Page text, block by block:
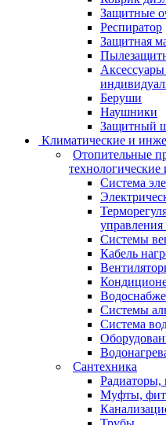
Защитные
Респиратор
Защитная
Беруши
Наушники
Защитный
Климатические и
Отопительные
Система
Системы
Кабель
Системы
Система
Сантехника
Радиаторы,
Муфты,